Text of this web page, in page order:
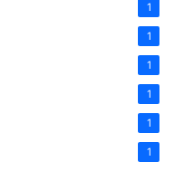
1
1
1
1
1
1